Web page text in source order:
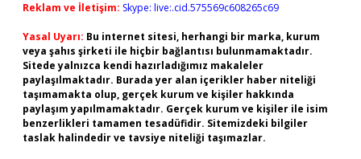
Reklam ve İletişim: Skype: live:.cid.575569c608265c69
Yasal Uyarı: Bu internet sitesi, herhangi bir marka, kurum
veya şahıs şirketi ile hiçbir bağlantısı bulunmamaktadır.
Sitede yalnızca kendi hazırladığımız makaleler
paylaşılmaktadır. Burada yer alan içerikler haber niteliği
taşımamakta olup, gerçek kurum ve kişiler hakkında
paylaşım yapılmamaktadır. Gerçek kurum ve kişiler ile isim
benzerlikleri tamamen tesadüfidir. Sitemizdeki bilgiler
taslak halindedir ve tavsiye niteliği taşımazlar.